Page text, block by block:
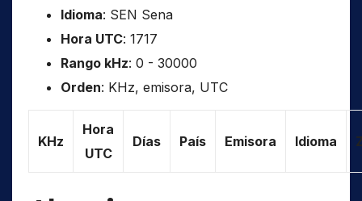
Idioma: SEN Sena
Hora UTC: 1717
Rango kHz: 0 - 30000
Orden: KHz, emisora, UTC
KHz
Hora
UTC
Días País Emisora Idioma